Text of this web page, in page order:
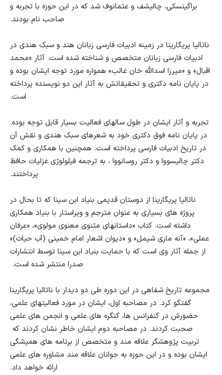
براگینسکی، چالیشف و عثمانوف شد که در این حوزه با تجربه و
صاحب نام بودند.
ناتالیا پریگارینا در زمینه ادبیات فارسی زبانان هند و سبک هندی در
ادبیات فارسی زبانان متخصص و شناخته شده است. آثار «محمد
اقبال» و «میرزا اسدالله خان غالب» همواره مورد توجه ایشان بوده و
در پایان نامه دکتری و تحقیقاتش به آثار این دو نویسنده پرداخته
است.
تجربه و آثار ایشان در طول سالهای فعالیت بسیار قابل توجه بوده.
در پایان نامه فوق دکتری خود به شعرهای سبک هندی و نقش آن
در تاریخ ادبیات فارسی پرداخته است. همچنین با همکاری و کمک
دکتر چالیسووا و دکتر روسانووا ، به ترجمه فیلولوژی غزلیات حافظ
پرداختند.
ناتالیا پریگارینا از دوستان قدیمی بنیاد ابن سینا که تا بحال در
پروژه های بسیاری به عنوان مترجم و ویراستار با بنیاد همکاری
داشته است. کتاب «داستانهای مثنوی معنوی مولوی»، «عرفان
عملی»، «آنه ماری شیمل» و «دیوان اشعار امام خمینی (آب حیات)»
از جمله آثار وی است که با حمایت بنیاد ابن سینا توسط انتشارات
صدرا منتشر شده است.
مجموعه تاریخ شفاهی در این دوره طی دو دیدار با ناتالیا پریگارینا
گفتگو کرد. در مصاحبه اول، ایشان در مورد فعالیتهای علمی،
حضورش در کنفرانس ها، کنگره های علمی و انجمن های علمی
صحبت کردند. در مصاحبه دوم ایشان خاطر نشان کردند که
تربیت پژوهشگر علاقه مند و متخصص از برنامه های همیشگی
ایشان بوده و در این حوزه به جوانان علاقه مند مشاوره های علمی
ارائه خواهد داد.